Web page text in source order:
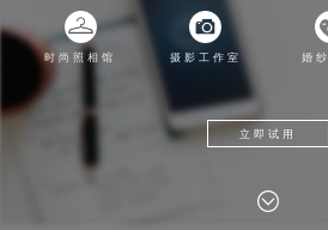
时尚照相馆 摄影工作室 婚
立即试用